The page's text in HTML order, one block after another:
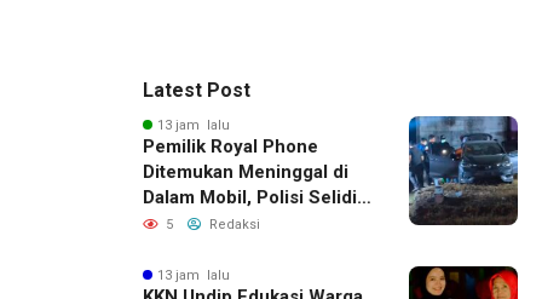
Latest Post
13 jam lalu
Pemilik Royal Phone
Ditemukan Meninggal di
Dalam Mobil, Polisi Selidiki
Dugaan Keterkaitan
5 Redaksi
13 jam lalu